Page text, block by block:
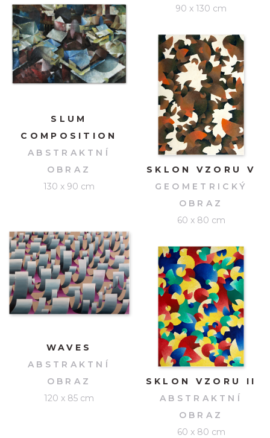
SLUM
COMPOSITION
ABSTRAKTNÍ
OBRAZ
130 x 90 cm
WAVES
ABSTRAKTNÍ
OBRAZ
120 x 85 cm
90 x 130 cm
SKLON VZORU V
GEOMETRICKÝ
OBRAZ
60 x 80 cm
SKLON VZORU II
ABSTRAKTNÍ
OBRAZ
60 x 80 cm